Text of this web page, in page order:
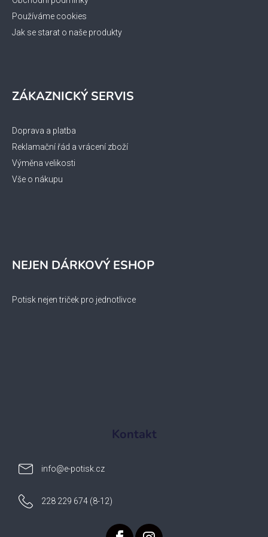
Používáme cookies
Jak se starat o naše produkty
ZÁKAZNICKÝ SERVIS
Doprava a platba
Reklamační řád a vrácení zboží
Výměna velikosti
Vše o nákupu
NEJEN DÁRKOVÝ ESHOP
Potisk nejen triček pro jednotlivce
Kontakt
info@e-potisk.cz
228 229 674 (8-12)